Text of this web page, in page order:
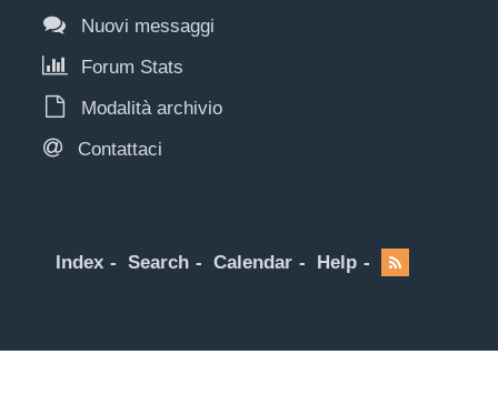
Nuovi messaggi
Forum Stats
Modalità archivio
Contattaci
Index Search Calendar Help